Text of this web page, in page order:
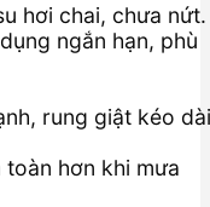
hơi chai, chưa nứt.
ngắn hạn, phù
rung giật kéo
hơn khi mưa